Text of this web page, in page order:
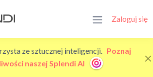
Zaloguj się
ze sztucznej inteligencji. Poznaj
naszej Splendi AI